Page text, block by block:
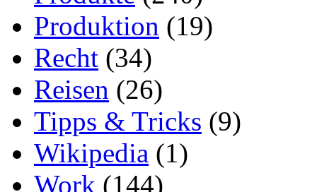
Produktion (19)
Recht (34)
Reisen (26)
Tipps & Tricks (9)
Wikipedia (1)
Work (144)